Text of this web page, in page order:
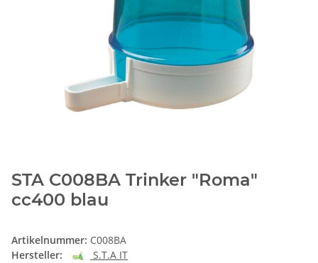
STA C008BA Trinker "Roma"
cc400 blau
Artikelnummer: C008BA
Hersteller:
S.T.A IT